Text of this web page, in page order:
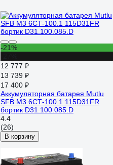
-21%
12 777 ₽
13 739 ₽
17 400 ₽
Аккумуляторная батарея Mutlu
SFB M3 6СТ-100.1 115D31FR
бортик D31.100.085.D
4.4
(26)
В корзину